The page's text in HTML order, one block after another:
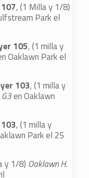
, (1 Milla y 1/8)
Park el
105, (1 milla y
Oaklawn Park el
103, (1 milla y
en Oaklawn
, (1 milla y
Park el 25
y 1/8) Oaklawn H.